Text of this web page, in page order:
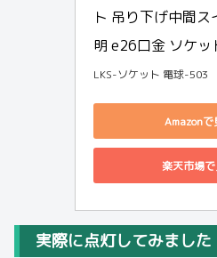
ト 吊り下げ中間ス
明 e26口金 ソケッ
LKS-ソケット 電球-503
Amazonで
楽天市場
実際に点灯してみました